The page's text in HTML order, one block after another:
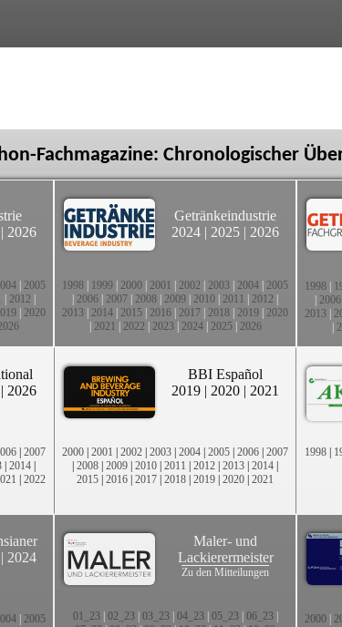
Fachmagazine: Chronologischer
| 2026
2005
2012
2020
Getränkeindustrie
2024 | 2025 | 2026
1998 1999 2000 2001 2002 2003 2004 2005
2006 2007 2008 2009 2010 2011 2012
2013 2014 2015 2016 2017 2018 2019 2020
2021 2022 2023| 2024| 2025| 2026
1998
2006
2013
| 2026
| 2007
| 2014 |
| 2022
BBI Español
2019 | 2020 | 2021
2000 | 2001 | 2002 | 2003 | 2004 | 2005 | 2006 | 2007
| 2008 | 2009 | 2010 | 2011 | 2012 | 2013 | 2014 |
2015 | 2016 | 2017 | 2018 | 2019 | 2020 | 2021
1998 |
| 2024
2005
Maler- und
Lackierermeister
Zu den Mitteilungen
01_23| 02_23| 03_23| 04_23| 05_23| 06_23|
2000